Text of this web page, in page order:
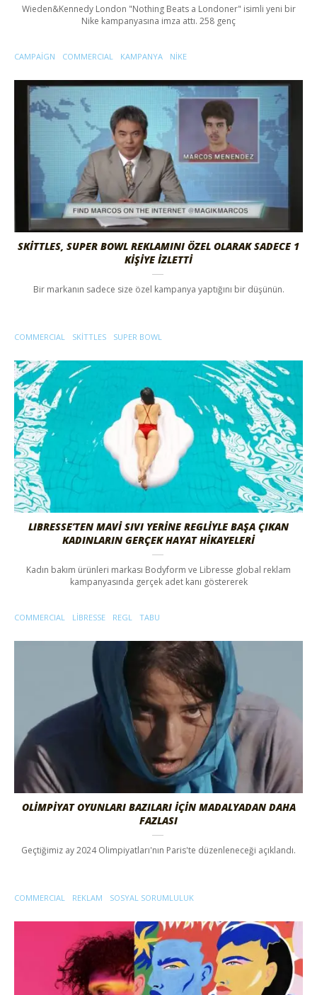
Wieden&Kennedy London "Nothing Beats a Londoner" isimli yeni bir
Nike kampanyasına imza attı. 258 genç
CAMPAIGN COMMERCIAL KAMPANYA NIKE
SKITTLES, SUPER BOWL REKLAMINI ÖZEL OLARAK SADECE 1
KIŞIYE İZLETTI
Bir markanın sadece size özel kampanya yaptığını bir düşünün.
COMMERCIAL SKITTLES SUPER BOWL
LIBRESSE’TEN MAVİ SIVI YERİNE REGLİYLE BAŞA ÇIKAN
KADINLARIN GERÇEK HAYAT HİKAYELERİ
Kadın bakım ürünleri markası Bodyform ve Libresse global reklam
kampanyasında gerçek adet kanı göstererek
COMMERCIAL LIBRESSE REGL TABU
OLİMPİYAT OYUNLARI BAZILARI İÇİN MADALYADAN DAHA
FAZLASI
Geçtiğimiz ay 2024 Olimpiyatları'nın Paris'te düzenleneceği açıklandı.
COMMERCIAL REKLAM SOSYAL SORUMLULUK